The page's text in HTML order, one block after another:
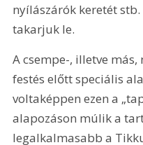
nyílászárók keretét
takarjuk le.
A csempe-, illetve
festés előtt speciális
voltaképpen ezen a
alapozáson múlik a
legalkalmasabb a